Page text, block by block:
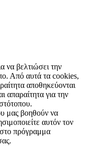
να βελτιώσει την
Από αυτά τα cookies,
αποθηκεύονται
απαραίτητα για την
μας βοηθούν να
αυτόν τον
πρόγραμμα